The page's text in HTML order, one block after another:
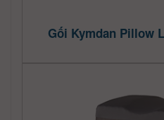
Gối Kymdan Pillow